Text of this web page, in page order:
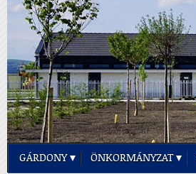
GÁRDONY ÖNKORMÁNYZAT